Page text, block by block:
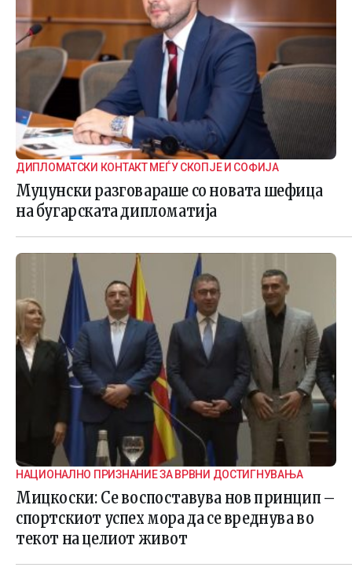
ДИПЛОМАТСКИ КОНТАКТ МЕЃУ СКОПЈЕ И СОФИЈА
Муцунски разговараше со новата шефица
на бугарската дипломатија
НАЦИОНАЛНО ПРИЗНАНИЕ ЗА ВРВНИ ДОСТИГНУВАЊА
Мицкоски: Се воспоставува нов принцип –
спортскиот успех мора да се вреднува во
текот на целиот живот